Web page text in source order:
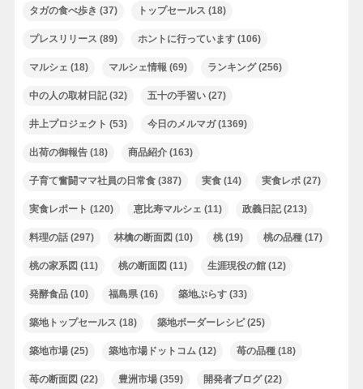
タガの食べ歩き (37) トップセールス (18)
プレスリリース (89) ホントに行っています(106)
マルシェ (18) マルシェ情報 (69) ランキング(256)
中の人の取材日記(32) 五十の手習い(27)
井上プロジェクト (53) 今日のメルマガ(1369)
出荷の御報告(18) 商品紹介(163)
子育て奮闘ママ社員の日常食(387) 実食(14) 実食レポ(27)
実食レポート (120) 恵比寿マルシェ (11) 政義日記(213)
料理の話(297) 林檎の断面図 (10) 桃(19) 桃の品種(17)
桃の家系図 (11) 桃の断面図 (11) 生涯現役の館(12)
発酵食品(10) 福島県(16) 築地ぷらす(33)
築地トップセールス (18) 築地ボーダーレシピ(25)
築地市場(25) 築地市場ドットコム(12) 苺の品種(18)
苺の断面図 (22) 豊洲市場(359) 開発者ブログ(22)